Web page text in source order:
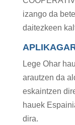
izango da
daitezkeen
Lege Ohar
arautzen da
eskaintzen
hauek
dira.